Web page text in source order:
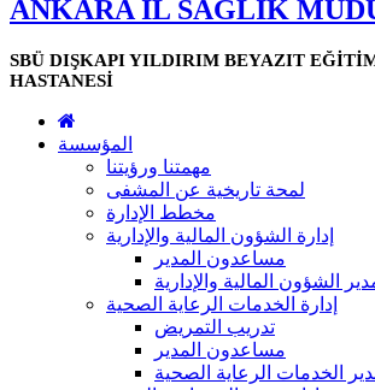
ANKARA İL SAĞLIK
SBÜ DIŞKAPI YILDIRIM BEYAZIT
HASTANESİ
المؤسسة
مهمتنا ورؤيتنا
لمحة تاريخية عن المشفى
مخطط الإدارة
إدارة الشؤون المالية والإدارية
مساعدون المدير
الشؤون المالية والإدارية
إدارة الخدمات الرعاية الصحية
تدريب التمريض
مساعدون المدير
الخدمات الرعاية الصحية